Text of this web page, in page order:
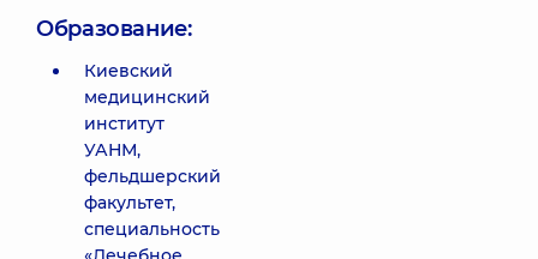
Образование:
Киевский
медицинский
институт
УАНМ,
фельдшерский
факультет,
специальность